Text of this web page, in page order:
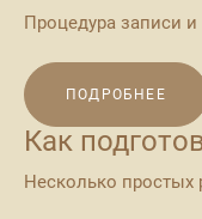
Процедура записи
ПОДРОБНЕЕ
Как
Несколько простых